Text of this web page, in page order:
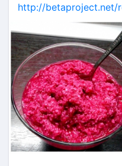
http://betaproject.net/